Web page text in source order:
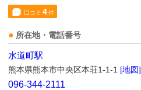
口コミ 4件
所在地・電話番号
水道町駅
熊本県熊本市中央区本荘1-1-1 [地図]
096-344-2111